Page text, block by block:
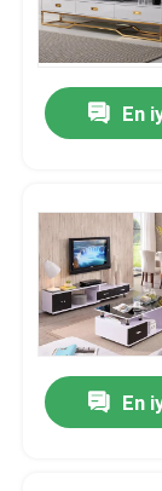
En
En